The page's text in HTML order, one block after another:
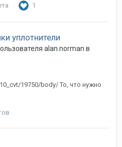
1
уплотнители
alan.norman в
19750/body/ То, что нужно